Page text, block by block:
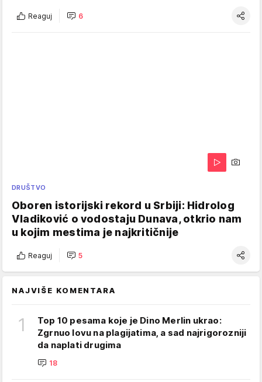
Reaguj 6
DRUŠTVO
Oboren istorijski rekord u Srbiji: Hidrolog
Vladiković o vodostaju Dunava, otkrio nam
u kojim mestima je najkritičnije
Reaguj 5
NAJVIŠE KOMENTARA
1
Top 10 pesama koje je Dino Merlin ukrao:
Zgrnuo lovu na plagijatima, a sad najrigorozniji
da naplati drugima
18